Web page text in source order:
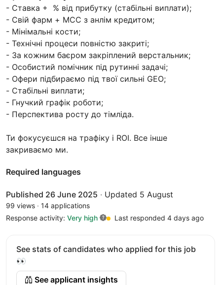
- Ставка + % від прибутку (стабільні виплати);
- Свій фарм + MCC з анлім кредитом;
- Мінімальні кости;
- Технічні процеси повністю закриті;
- За кожним баєром закріплений верстальник;
- Особистий помічник під рутинні задачі;
- Офери підбираємо під твої сильні GEO;
- Стабільні виплати;
- Гнучкий графік роботи;
- Перспектива росту до тімліда.
Ти фокусуєшся на трафіку і ROI. Все інше
закриваємо ми.
Required languages
Published 26 June 2025 · Updated 5 August
99 views · 14 applications
Response activity: Very high Last responded 4 days ago
See stats of candidates who applied for this job
👀
See applicant insights